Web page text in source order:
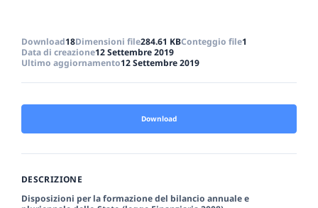
Download18Dimensioni file284.61 KBConteggio file1
Data di creazione12 Settembre 2019
Ultimo aggiornamento12 Settembre 2019
Download
DESCRIZIONE
Disposizioni per la formazione del bilancio annuale e